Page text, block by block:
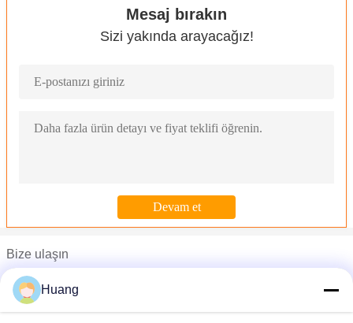
Mesaj bırakın
Sizi yakında arayacağız!
Bize ulaşın
Mr. John
Huang